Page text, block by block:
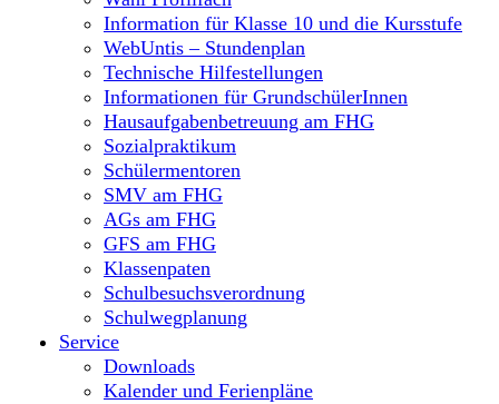
Information für Klasse 10 und die Kursstufe
WebUntis – Stundenplan
Technische Hilfestellungen
Informationen für GrundschülerInnen
Hausaufgabenbetreuung am FHG
Sozialpraktikum
Schülermentoren
SMV am FHG
AGs am FHG
GFS am FHG
Klassenpaten
Schulbesuchsverordnung
Schulwegplanung
Service
Downloads
Kalender und Ferienpläne